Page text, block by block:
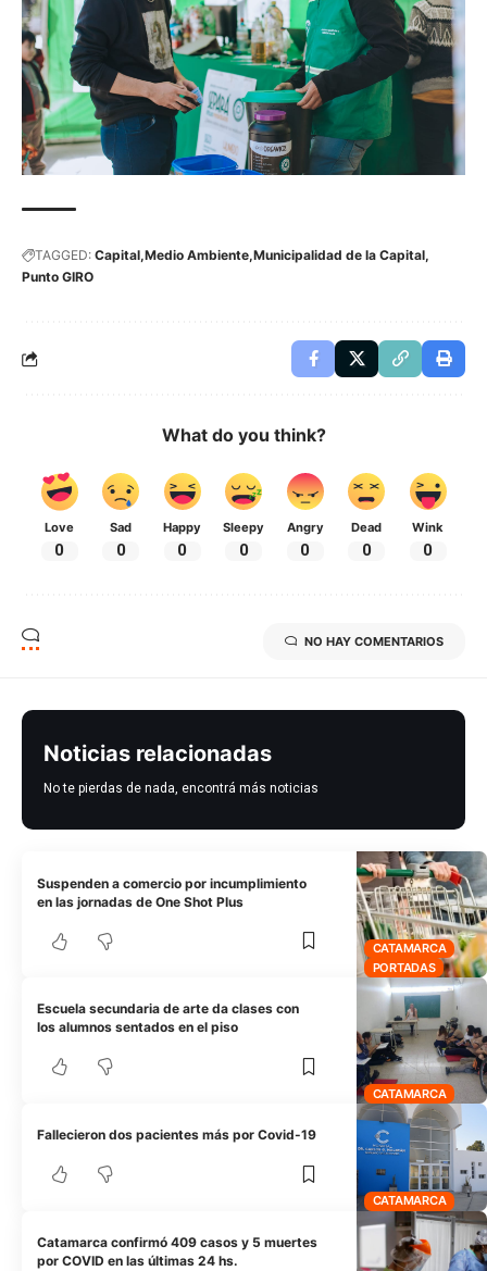
TAGGED: Capital Medio Ambiente Municipalidad de la Capital
Punto GIRO
What do you think?
Love
0
Sad
0
Happy
0
Sleepy
0
Angry
0
Dead
0
Wink
0
NO HAY COMENTARIOS
Noticias relacionadas
No te pierdas de nada, encontrá más noticias
CATAMARCA
PORTADAS
Suspenden a comercio por incumplimiento
en las jornadas de One Shot Plus
CATAMARCA
Escuela secundaria de arte da clases con
los alumnos sentados en el piso
CATAMARCA
Fallecieron dos pacientes más por Covid-19
Catamarca confirmó 409 casos y 5 muertes
por COVID en las últimas 24 hs.